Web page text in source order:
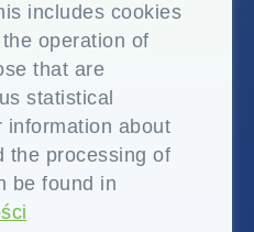
includes cookies
operation of
that are
statistical
information about
the processing of
be found in
Dist. Thane - 421 604,